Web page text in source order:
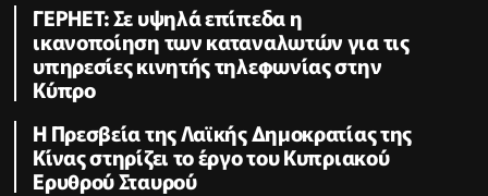
ΓΕΡΗΕΤ: Σε υψηλά επίπεδα η
ικανοποίηση των καταναλωτών για τις
υπηρεσίες κινητής τηλεφωνίας στην
Κύπρο
Η Πρεσβεία της Λαϊκής Δημοκρατίας της
Κίνας στηρίζει το έργο του Κυπριακού
Ερυθρού Σταυρού